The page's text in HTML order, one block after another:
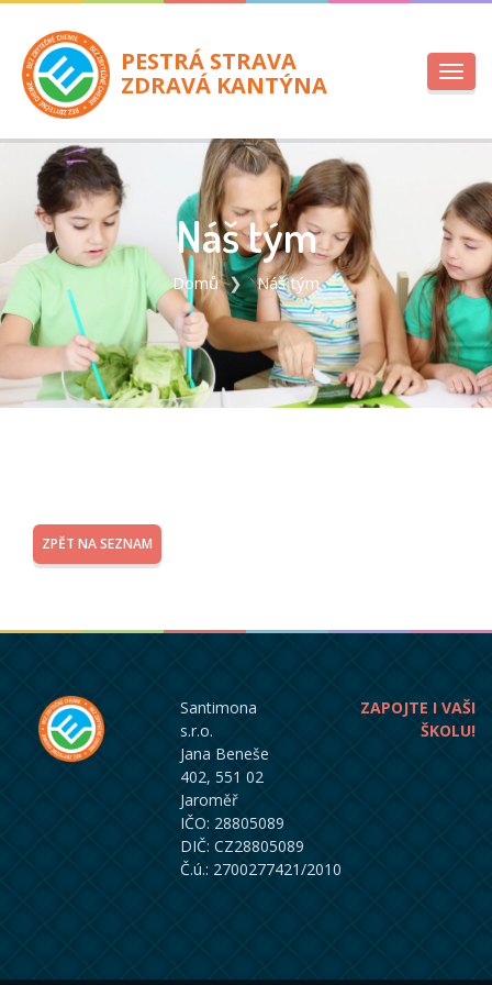
PESTRÁ STRAVA
ZDRAVÁ KANTÝNA
Náš tým
Domů Náš tým
ZPĚT NA SEZNAM
Santimona
s.r.o.
Jana Beneše
402, 551 02
Jaroměř
IČO: 28805089
DIČ: CZ28805089
Č.ú.: 2700277421/2010
ZAPOJTE I VAŠI
ŠKOLU!